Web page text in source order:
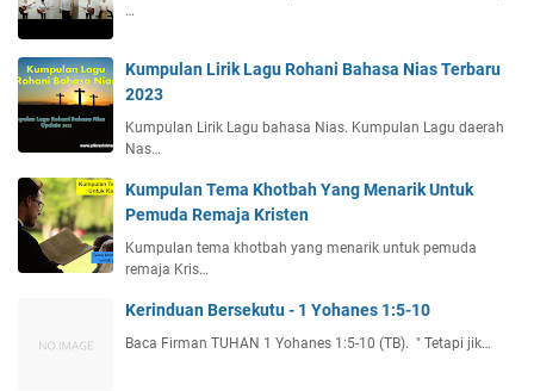
…
Kumpulan Lirik Lagu Rohani Bahasa Nias Terbaru
2023
Kumpulan Lirik Lagu bahasa Nias. Kumpulan Lagu daerah
Nas…
Kumpulan Tema Khotbah Yang Menarik Untuk
Pemuda Remaja Kristen
Kumpulan tema khotbah yang menarik untuk pemuda
remaja Kris…
Kerinduan Bersekutu - 1 Yohanes 1:5-10
Baca Firman TUHAN 1 Yohanes 1:5-10 (TB). " Tetapi jik…